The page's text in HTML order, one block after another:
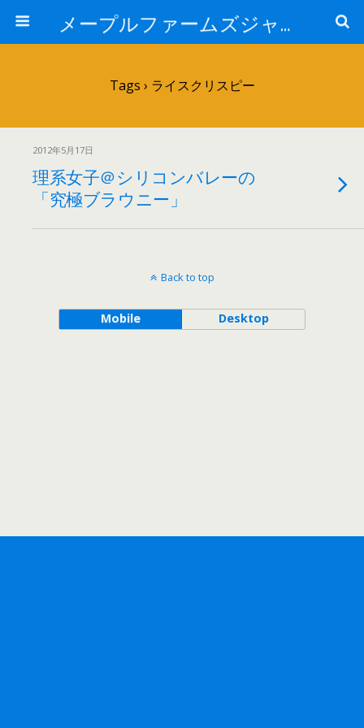
メープルファームズジャパン
Tags › ライスクリスピー
2012年5月17日
理系女子＠シリコンバレーの
「究極ブラウニー」
Back to top
Mobile Desktop